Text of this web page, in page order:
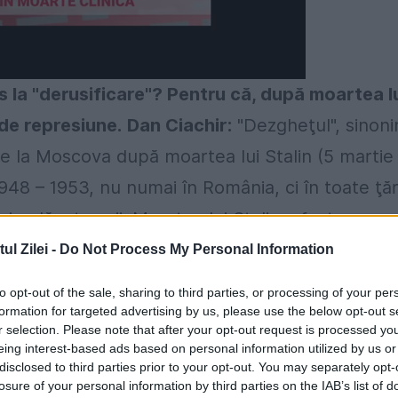
Zilei - Do Not Process My Personal Information
opt-out of the sale, sharing to third parties, or processing of your
for targeted advertising by us, please use the below opt-out
selection. Please note that after your opt-out request is processed
interest-based ads based on personal information utilized by us
to third parties prior to your opt-out. You may separately
of your personal information by third parties on the IAB’s list of
la "derusificare"? Pentru că, după moartea
represiune. Dan Ciachir: "Dezgheţul",
la Moscova după moartea lui Stalin (5 martie
– 1953, nu numai în România, ci în toate
a terorii. Moartea lui Stalin a fost un
Europa de Răsărit. Lumea s-a îmbătat
şi în provincie, la ţară ca şi la oraş...
memorabile în acest sens în jurnalul său.
– Marea Neagră, care înghiţise atâtea
august acelaşi an "o eroare economică